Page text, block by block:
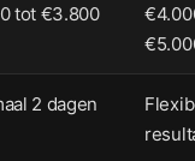
tot €3.800
2 dagen